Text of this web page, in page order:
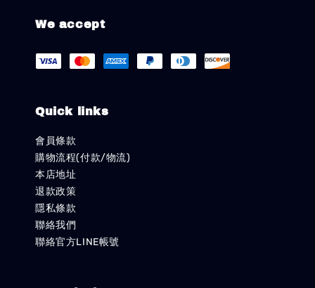
We accept
Quick links
會員條款
購物流程(付款/物流)
本店地址
退款政策
隱私條款
聯絡我們
聯絡官方LINE帳號